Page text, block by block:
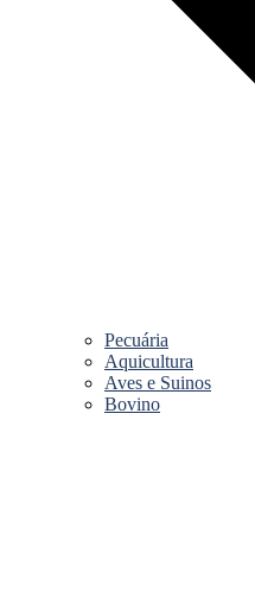
Pecuária
Aquicultura
Aves e Suinos
Bovino